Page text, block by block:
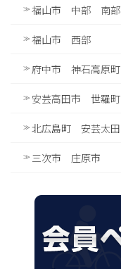
福山市 中部 南部
福山市 西部
府中市 神石高原町
安芸高田市 世羅町
北広島町 安芸太
三次市 庄原市